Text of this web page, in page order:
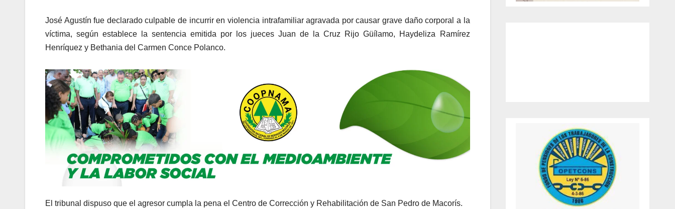
José Agustín fue declarado culpable de incurrir en violencia intrafamiliar agravada por causar grave daño corporal a la
víctima, según establece la sentencia emitida por los jueces Juan de la Cruz Rijo Güílamo, Haydeliza Ramírez
Henríquez y Bethania del Carmen Conce Polanco.
El tribunal dispuso que el agresor cumpla la pena el Centro de Corrección y Rehabilitación de San Pedro de Macorís.